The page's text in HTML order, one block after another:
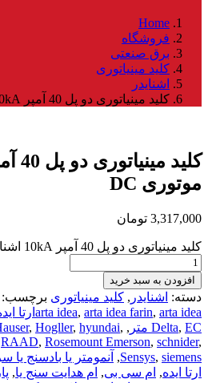
Home
فروشگاه
برق صنعتی
کلید مینیاتوری
اشنایدر
کلید مينياتوری دو پل 40 آمپر 10kA اشنایدر موتوری DC
موتوری DC
3,317,000 تومان
کلید مينياتوری دو پل 40 آمپر 10kA اشنایدر موتوری DC عدد
افزودن به سبد خرید
دسته: اشنایدر , کلید مینیاتوری برچسب:
arta idea, arta idea farin, arta ideaارتا ایده فرین
Delta, EC متر ,
, Hogller, hyundai,
RAAD, Rosemount Emerson, schnider,
Sensys, siemens
, آنمومتر یا بادسنج
ارتا ایده, ام سی بی, ام هدایت سنج یا,